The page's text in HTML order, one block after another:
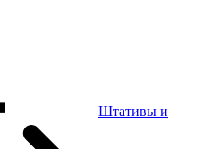
Штативы и